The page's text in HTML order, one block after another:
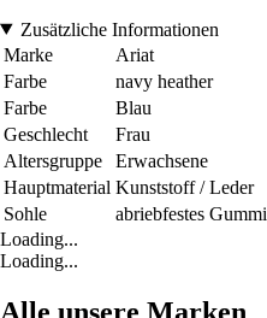
Zusätzliche Informationen
Marke
Ariat
Farbe
navy heather
Farbe
Blau
Geschlecht
Frau
Altersgruppe
Erwachsene
Hauptmaterial Kunststoff / Leder
Sohle
abriebfestes Gummi
Loading...
Loading...
Alle unsere Marken